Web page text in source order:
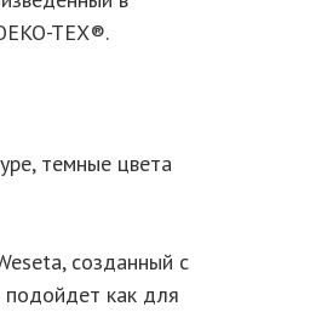
TEX®.
темные цвета
созданный с
как для